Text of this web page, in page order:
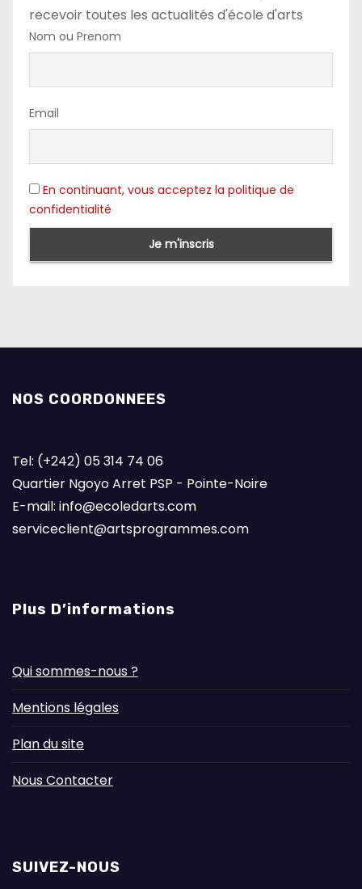
recevoir toutes les actualités d'école d'arts
Nom ou Prenom
Email
En continuant, vous acceptez la politique de
confidentialité
NOS COORDONNEES
Tel: (+242) 05 314 74 06
Quartier Ngoyo Arret PSP - Pointe-Noire
E-mail: info@ecoledarts.com
serviceclient@artsprogrammes.com
Plus D’informations
Qui sommes-nous ?
Mentions légales
Plan du site
Nous Contacter
SUIVEZ-NOUS